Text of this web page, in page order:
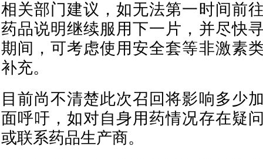
相关部门建议，如无法第一时间前
药品说明继续服用下一片，并尽快
期间，可考虑使用安全套等非激素
补充。
目前尚不清楚此次召回将影响多少
面呼吁，如对自身用药情况存在疑
或联系药品生产商。